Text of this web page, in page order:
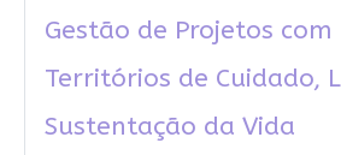
Gestão de Projetos com
Territórios de Cuidado,
Sustentação da Vida